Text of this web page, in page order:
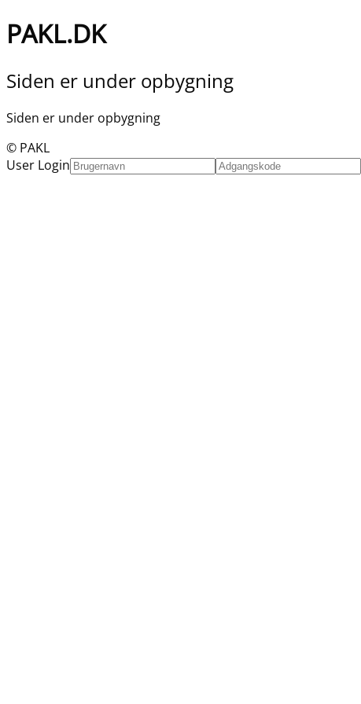
PAKL.DK
Siden er under opbygning
Siden er under opbygning
© PAKL
User Login